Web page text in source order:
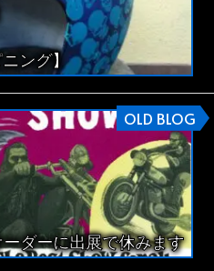
ング】
OLD BLOG
ダーに出展で休みます